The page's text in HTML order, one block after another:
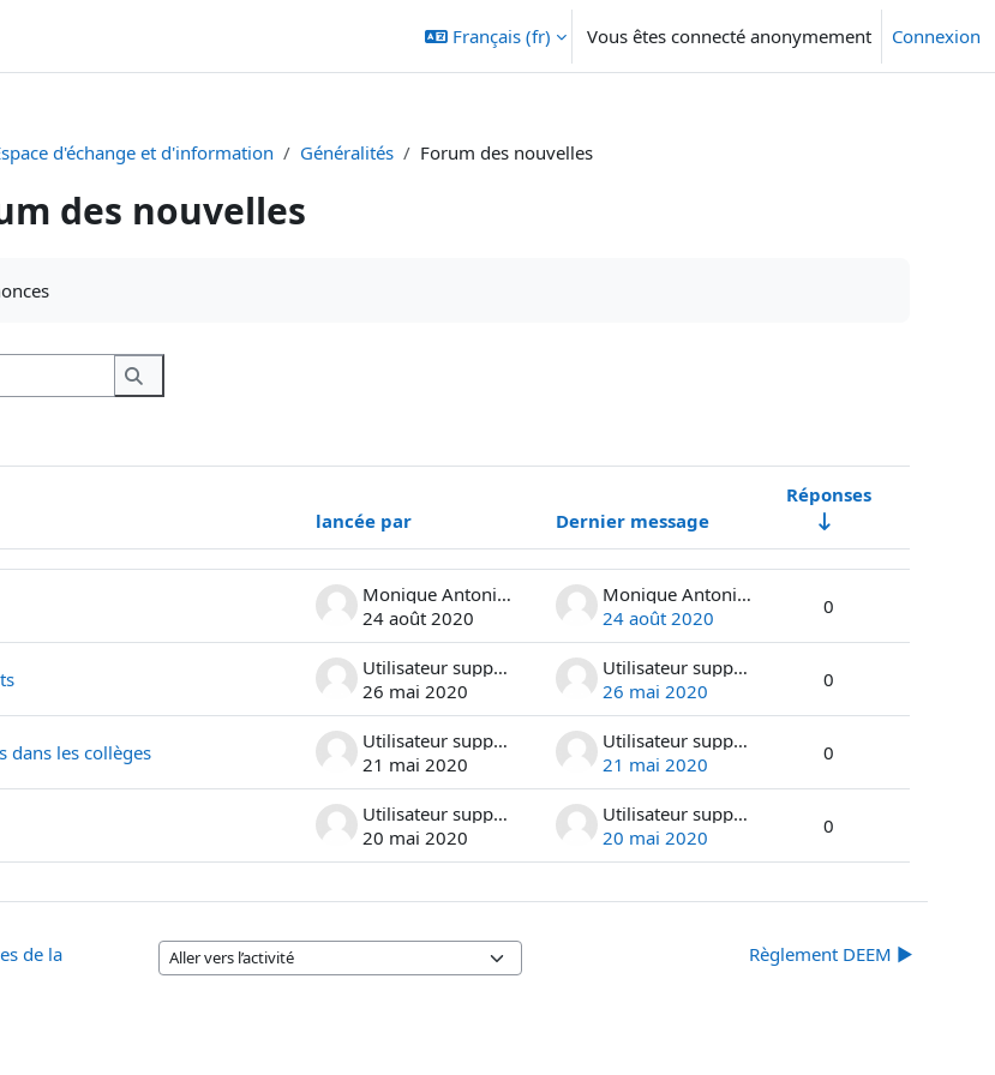
Français ‎(fr)‎ Vous êtes connecté anonymement Connexion
d'échange et d'information Généralités Forum des nouvelles
des nouvelles
Recherche (forums)
Recherche (forums)
lancée par Dernier message
Réponses
Actions
Monique Antonie Castella
24 août 2020
Monique Antonie Castella
24 août 2020
0
Utilisateur supprimé
26 mai 2020
Utilisateur supprimé
26 mai 2020
0
dans les collèges
Utilisateur supprimé
21 mai 2020
Utilisateur supprimé
21 mai 2020
0
Utilisateur supprimé
20 mai 2020
Utilisateur supprimé
20 mai 2020
0
de la
Aller vers l’activité
Règlement DEEM ▶︎